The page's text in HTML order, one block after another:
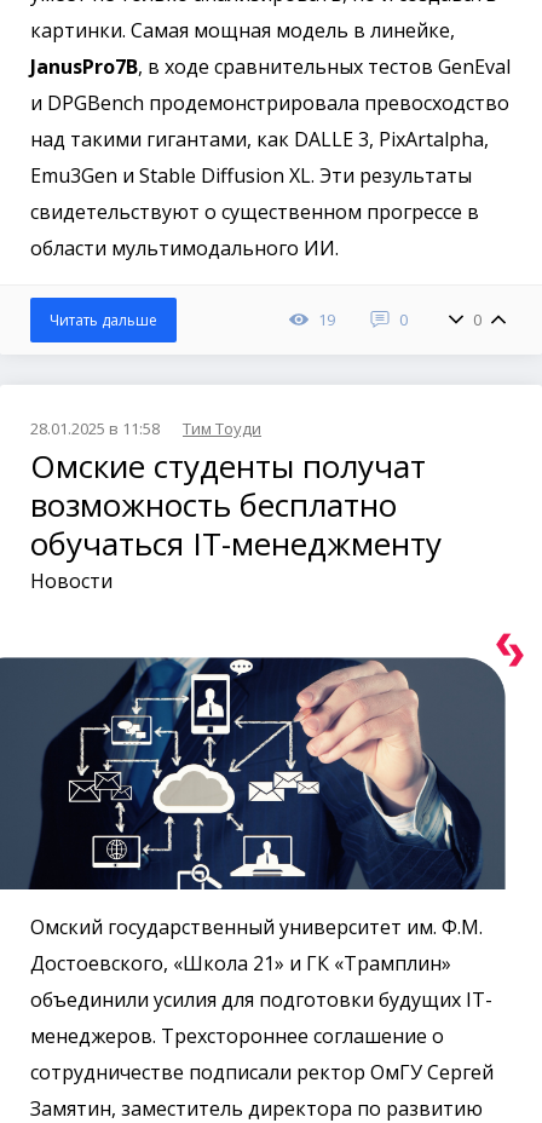
картинки. Самая мощная модель в линейке,
JanusPro7B, в ходе сравнительных тестов GenEval
и DPGBench продемонстрировала превосходство
над такими гигантами, как DALLE 3, PixArtalpha,
Emu3Gen и Stable Diffusion XL. Эти результаты
свидетельствуют о существенном прогрессе в
области мультимодального ИИ.
19 0 0
Читать дальше
28.01.2025 в 11:58 Тим Тоуди
Омские студенты получат
возможность бесплатно
обучаться IT-менеджменту
Новости
Омский государственный университет им. Ф.М.
Достоевского, «Школа 21» и ГК «Трамплин»
объединили усилия для подготовки будущих IT-
менеджеров. Трехстороннее соглашение о
сотрудничестве подписали ректор ОмГУ Сергей
Замятин, заместитель директора по развитию